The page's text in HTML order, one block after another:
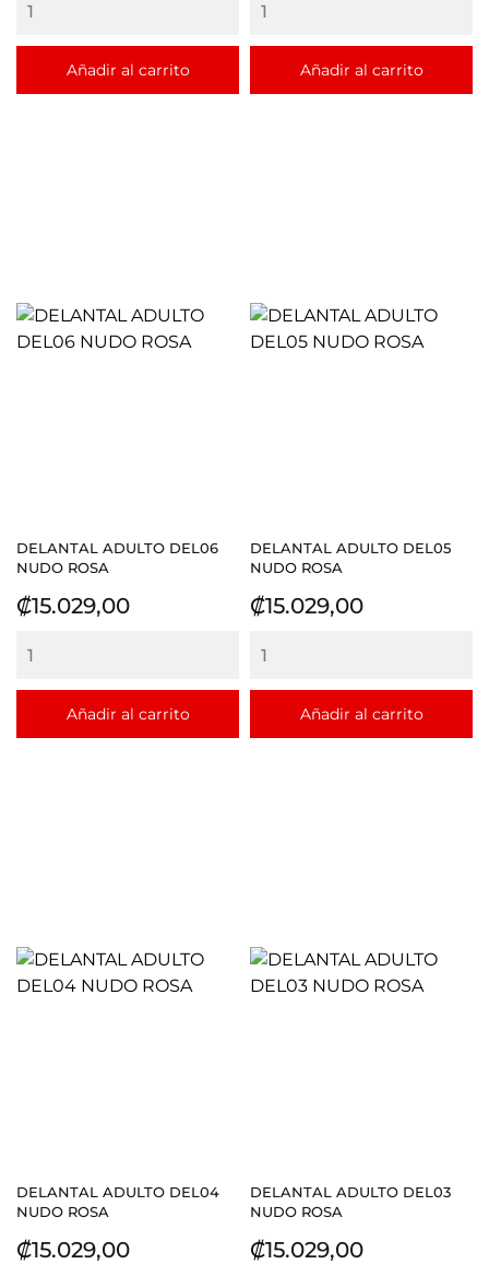
Añadir al carrito Añadir al carrito
DELANTAL ADULTO DEL06
NUDO ROSA
Precio
₡15.029,00
Añadir al carrito
DELANTAL ADULTO DEL05
NUDO ROSA
Precio
₡15.029,00
Añadir al carrito
DELANTAL ADULTO DEL04
NUDO ROSA
Precio
₡15.029,00
DELANTAL ADULTO DEL03
NUDO ROSA
Precio
₡15.029,00